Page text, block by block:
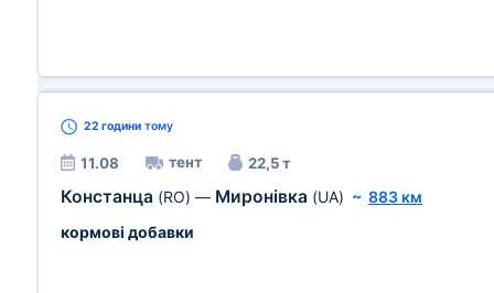
22 години тому
11.08 тент 22,5 т
Констанца (RO) — Миронівка (UA) ~ 883 км
кормові добавки